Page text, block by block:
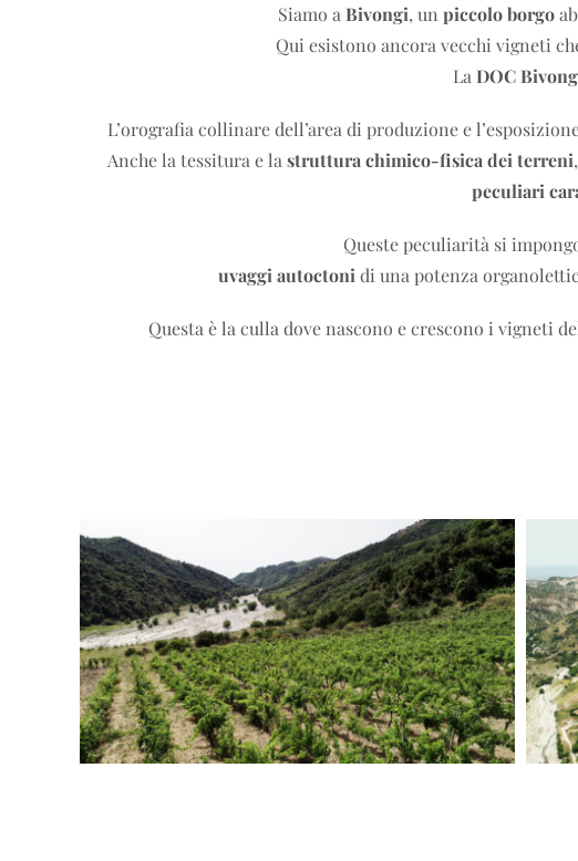
Siamo a Bivongi, un piccolo borgo
Qui esistono ancora vecchi vigneti
La DOC
L’orografia collinare dell’area di produzione e
Anche la tessitura e la struttura chimico-fisica dei terreni
peculiari
Queste peculiarità si
uvaggi autoctoni di una potenza
Questa è la culla dove nascono e crescono i vigneti